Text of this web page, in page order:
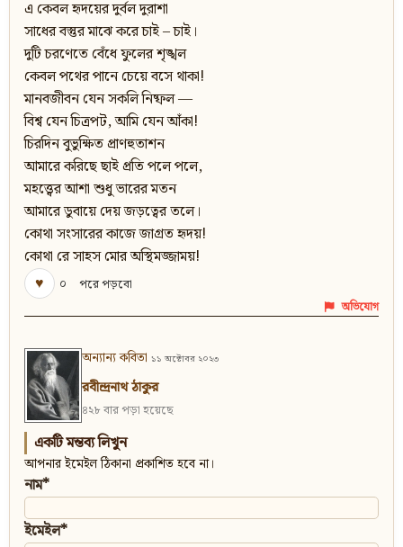
এ কেবল হৃদয়ের দুর্বল দুরাশা
সাধের বস্তুর মাঝে করে চাই – চাই।
দুটি চরণেতে বেঁধে ফুলের শৃঙ্খল
কেবল পথের পানে চেয়ে বসে থাকা!
মানবজীবন যেন সকলি নিষ্ফল —
বিশ্ব যেন চিত্রপট, আমি যেন আঁকা!
চিরদিন বুভুক্ষিত প্রাণহুতাশন
আমারে করিছে ছাই প্রতি পলে পলে,
মহত্ত্বের আশা শুধু ভারের মতন
আমারে ডুবায়ে দেয় জড়ত্বের তলে।
কোথা সংসারের কাজে জাগ্রত হৃদয়!
কোথা রে সাহস মোর অস্থিমজ্জাময়!
♥
০ পরে পড়বো
অভিযোগ
অন্যান্য কবিতা ১১ অক্টোবর ২০২৩
রবীন্দ্রনাথ ঠাকুর
৪২৮ বার পড়া হয়েছে
একটি মন্তব্য লিখুন
আপনার ইমেইল ঠিকানা প্রকাশিত হবে না।
নাম*
ইমেইল*